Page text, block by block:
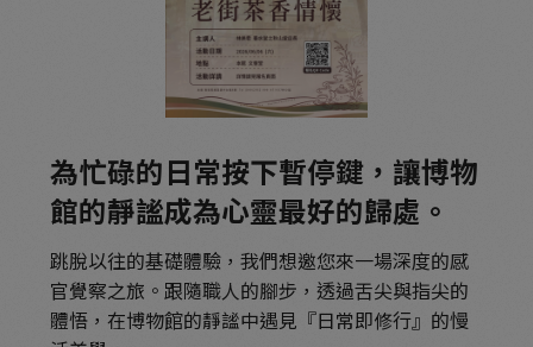
為忙碌的日常按下暫停鍵，讓博物
館的靜謐成為心靈最好的歸處。
跳脫以往的基礎體驗，我們想邀您來一場深度的感
官覺察之旅。跟隨職人的腳步，透過舌尖與指尖的
體悟，在博物館的靜謐中遇見『日常即修行』的慢